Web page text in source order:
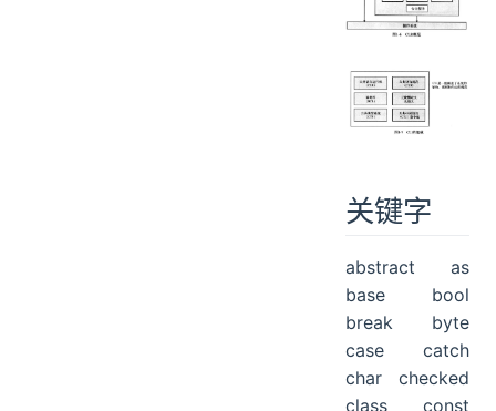
关键字
abstract as
base bool
break byte
case catch
char checked
class const